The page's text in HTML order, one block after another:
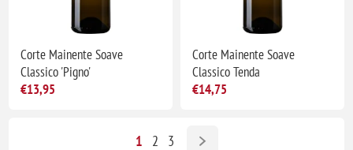
Corte Mainente Soave
Classico 'Pigno'
€13,95
Corte Mainente Soave
Classico Tenda
€14,75
1 2 3